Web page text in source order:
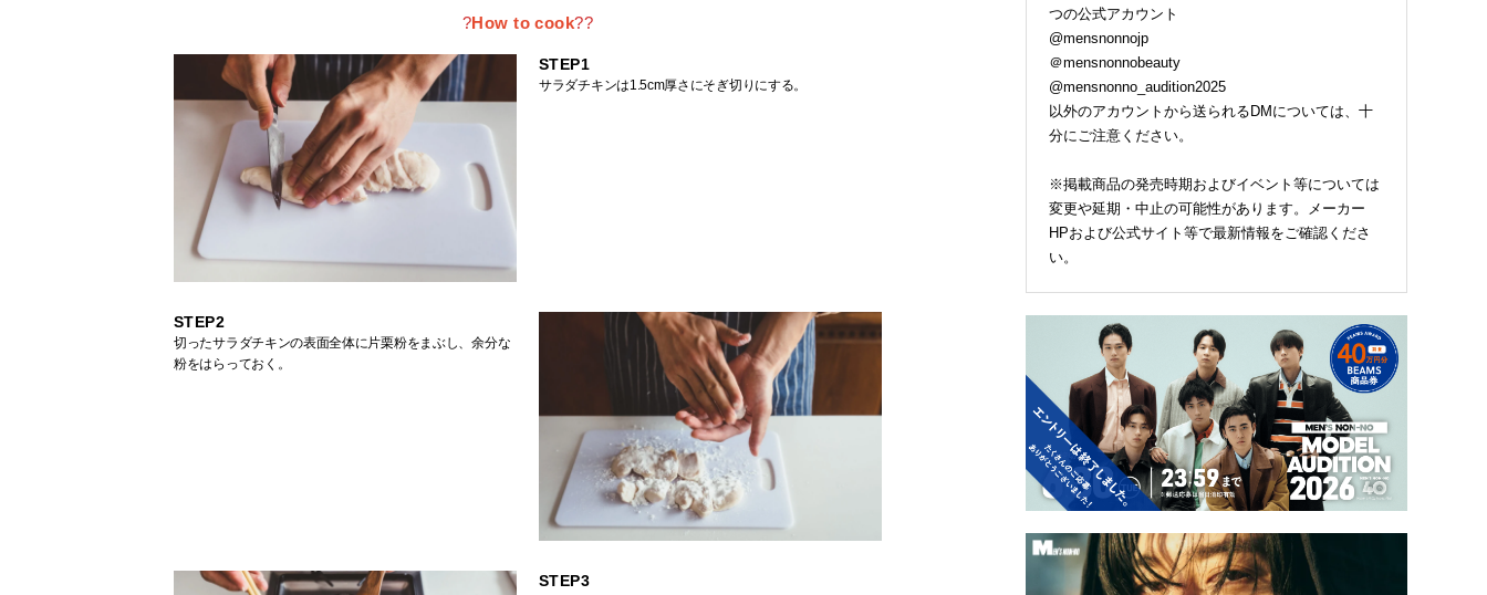
?How to cook?‍?
STEP1
サラダチキンは1.5cm厚さにそぎ切りにする。
STEP2
切ったサラダチキンの表面全体に片栗粉をまぶし、余分な
粉をはらっておく。
STEP3
つの公式アカウント
@mensnonnojp
＠mensnonnobeauty
@mensnonno_audition2025
以外のアカウントから送られるDMについては、十
分にご注意ください。
※掲載商品の発売時期およびイベント等については
変更や延期・中止の可能性があります。メーカー
HPおよび公式サイト等で最新情報をご確認くださ
い。